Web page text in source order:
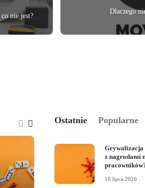
nie jest?
Dlaczego
Ostatnie Popularne
Grywalizacja
z nagrodami
16 lipca 2026